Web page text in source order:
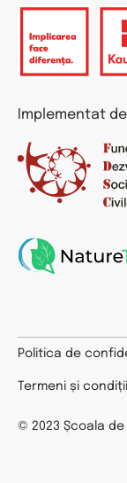
Implementat
© 2023 Școala
Politica de
Termeni și condiții